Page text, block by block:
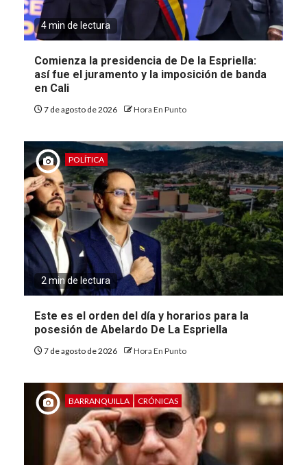
4 min de lectura
Comienza la presidencia de De la Espriella:
así fue el juramento y la imposición de banda
en Cali
7 de agosto de 2026 Hora En Punto
POLÍTICA
2 min de lectura
Este es el orden del día y horarios para la
posesión de Abelardo De La Espriella
7 de agosto de 2026 Hora En Punto
BARRANQUILLA CRÓNICAS